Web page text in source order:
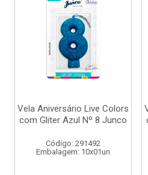
Vela Aniversário Live Colors
com Gliter Azul Nº 8 Junco
Código: 291492
Embalagem: 10x01un